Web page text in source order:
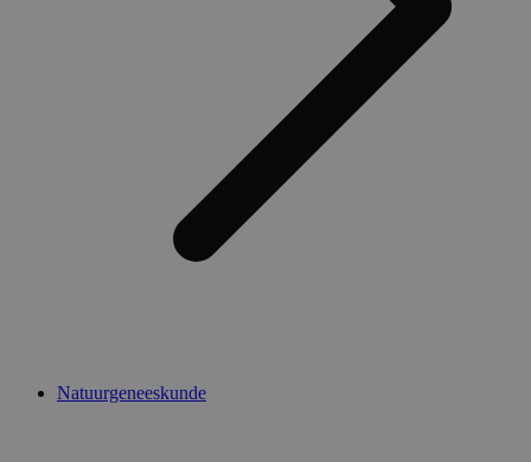
Natuurgeneeskunde